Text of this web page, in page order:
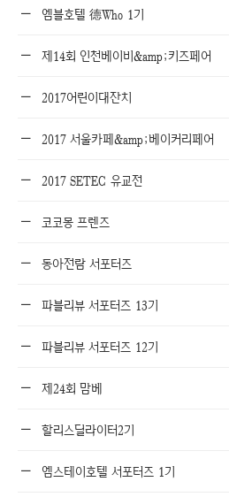
엠블호텔 德Who 1기
제14회 인천베이비&amp;키즈페어
2017어린이대잔치
2017 서울카페&amp;베이커리페어
2017 SETEC 유교전
코코몽 프렌즈
동아전람 서포터즈
파블리뷰 서포터즈 13기
파블리뷰 서포터즈 12기
제24회 맘베
할리스딜라이터2기
엠스테이호텔 서포터즈 1기